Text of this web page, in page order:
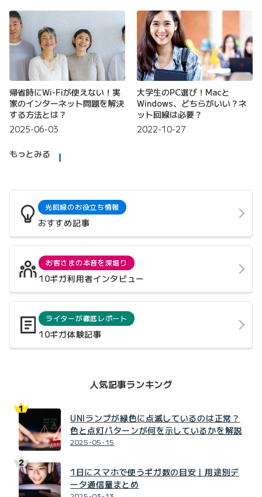
帰省時にWi-Fiが使えない！実
家のインターネット問題を解決
する方法とは？
2025-06-03
大学生のPC選び！Macと
Windows、どちらがいい？ネ
ット回線は必要？
2022-10-27
もっとみる
光回線のお役立ち情報
おすすめ記事
お客さまの本音を深堀り
10ギガ利用者インタビュー
ライターが徹底レポート
10ギガ体験記事
人気記事ランキング
UNIランプが緑色に点滅しているのは正常？
色と点灯パターンが何を示しているかを解説
2025-05-15
1日にスマホで使うギガ数の目安｜用途別デ
ータ通信量まとめ